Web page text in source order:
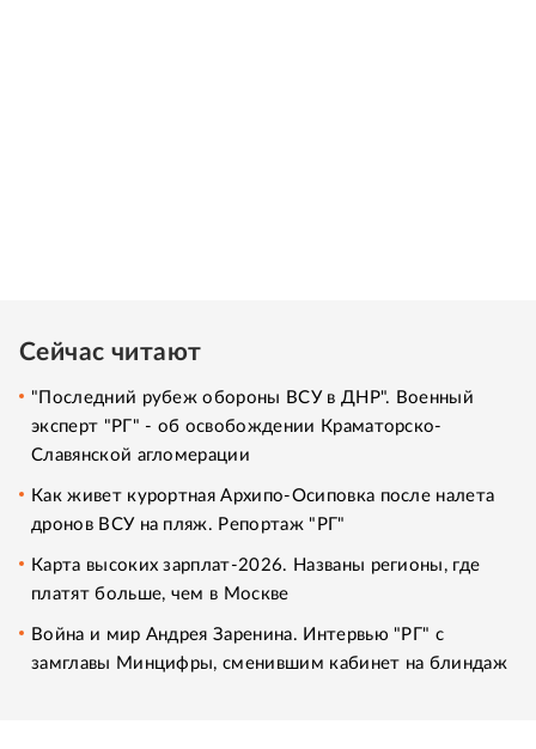
Сейчас читают
"Последний рубеж обороны ВСУ в ДНР". Военный
эксперт "РГ" - об освобождении Краматорско-
Славянской агломерации
Как живет курортная Архипо-Осиповка после налета
дронов ВСУ на пляж. Репортаж "РГ"
Карта высоких зарплат-2026. Названы регионы, где
платят больше, чем в Москве
Война и мир Андрея Заренина. Интервью "РГ" с
замглавы Минцифры, сменившим кабинет на блиндаж